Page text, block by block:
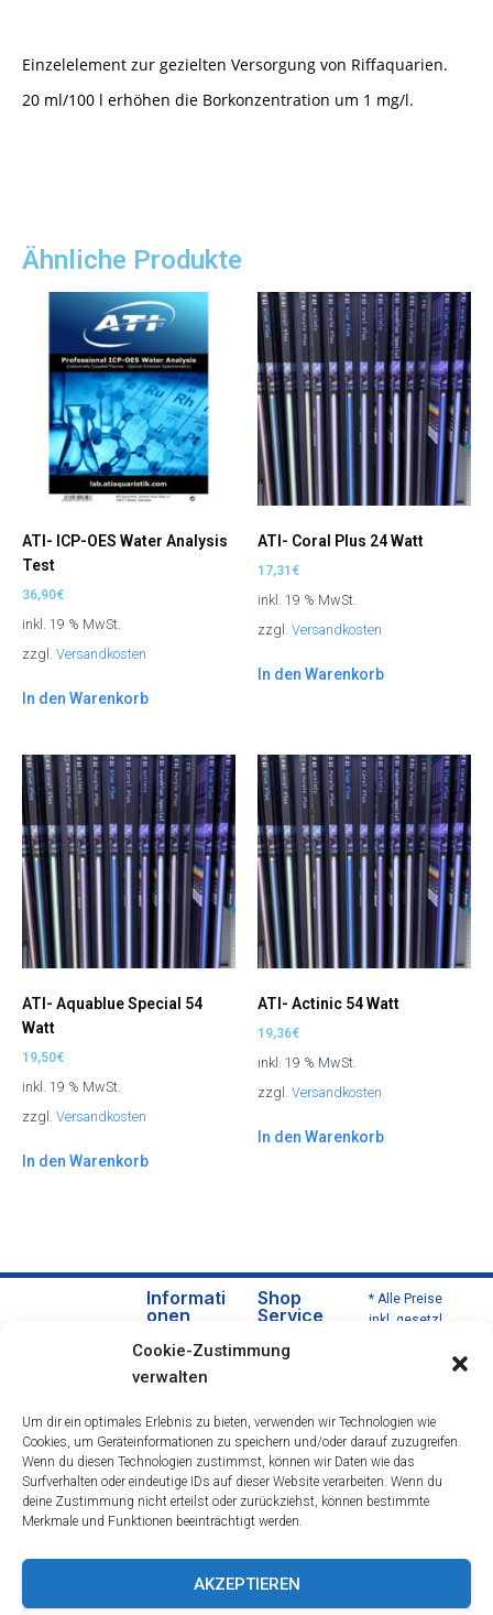
Cookie-Zustimmung
verwalten
Um dir ein optimales Erlebnis zu bieten, verwenden wir Technologien wie
Cookies, um Geräteinformationen zu speichern und/oder darauf zuzugreifen.
Wenn du diesen Technologien zustimmst, können wir Daten wie das
Surfverhalten oder eindeutige IDs auf dieser Website verarbeiten. Wenn du
deine Zustimmung nicht erteilst oder zurückziehst, können bestimmte
Merkmale und Funktionen beeinträchtigt werden.
AKZEPTIEREN
Einzelelement zur gezielten Versorgung von Riffaquarien.
20 ml/100 l erhöhen die Borkonzentration um 1 mg/l.
Ähnliche Produkte
ATI- ICP-OES Water Analysis
Test
36,90€
inkl. 19 % MwSt.
zzgl. Versandkosten
In den Warenkorb
ATI- Coral Plus 24 Watt
17,31 €
inkl. 19 % MwSt.
zzgl. Versandkosten
In den Warenkorb
ATI- Aquablue Special 54
Watt
19,50€
inkl. 19 % MwSt.
zzgl. Versandkosten
In den Warenkorb
ATI- Actinic 54 Watt
19,36€
inkl. 19 % MwSt.
zzgl. Versandkosten
In den Warenkorb
Informati
onen
uns
Daten
rung
Impre
ssum
Shop
Service
ngsbe
dingu
ngen
Wider
rufsre
* Alle Preise
inkl. gesetzl.
Nachnahmeg
ebühren,
wenn nicht
anders
beschrieben.